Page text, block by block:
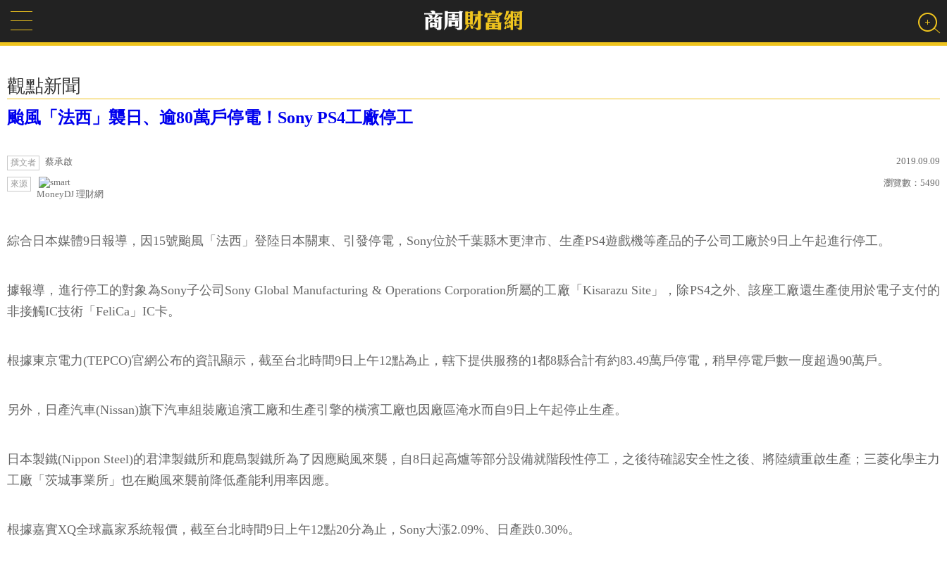
觀點新聞
颱風「法西」襲日、逾80萬戶停電！Sony PS4工廠停工
撰文者 蔡承啟 2019.09.09
來源
MoneyDJ 理財網
瀏覽數： 5490
綜合日本媒體9日報導，因15號颱風「法西」登陸日本關東、引發停電，Sony位於千葉縣木更津市、生產PS4遊戲機等產品的子公司工廠於9日上午起進行停工。
據報導，進行停工的對象為Sony子公司Sony Global Manufacturing & Operations Corporation所屬的工廠「Kisarazu Site」，除PS4之外、該座工廠還生產使用於電子支付的
非接觸IC技術「FeliCa」IC卡。
根據東京電力(TEPCO)官網公布的資訊顯示，截至台北時間9日上午12點為止，轄下提供服務的1都8縣合計有約83.49萬戶停電，稍早停電戶數一度超過90萬戶。
另外，日產汽車(Nissan)旗下汽車組裝廠追濱工廠和生產引擎的橫濱工廠也因廠區淹水而自9日上午起停止生產。
日本製鐵(Nippon Steel)的君津製鐵所和鹿島製鐵所為了因應颱風來襲，自8日起高爐等部分設備就階段性停工，之後待確認安全性之後、將陸續重啟生產；三菱化學主力
工廠「茨城事業所」也在颱風來襲前降低產能利用率因應。
根據嘉實XQ全球贏家系統報價，截至台北時間9日上午12點20分為止，Sony大漲2.09%、日產跌0.30%。